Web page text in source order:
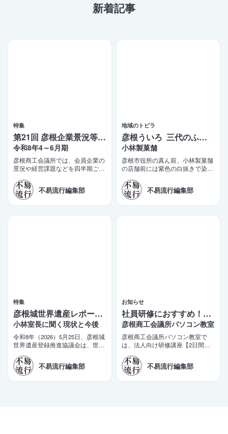
新着記事
特集
第21回 彦根企業景況等調査報告
令和8年4～6月期
彦根商工会議所では、会員企業の
景況や経営課題などを四半期ごと
査」を実施しております。このほ
ど第21四半期（令和8年4〜6月
期）の調査結果がまとまりました
不易流行編集部
地域のトビラ
彦根ういろ 三代のふるさとの味
小林製菓舗
彦根市役所の真ん前、小林製菓舗
の店舗前には紫色の白抜きで染め
新しい陣旗が立っている。少し前
までは「彦根ういろ ふるさとの
味」だった。
不易流行編集部
特集
彦根城世界遺産レポート 5
小林室長に聞く現状と今後
令和8年（2026）5月25日、彦根城
世界遺産登録推進協議会は、世界
文化庁に提出した。三日月大造滋
賀県知事と田島一成彦根市長が同
日コメントを発表。「令和10年の
不易流行編集部
お知らせ
社員研修におすすめ！2日間で学べるビジネス講座
彦根商工会議所パソコン教室
彦根商工会議所パソコン教室で
は、法人向け研修講座【2日間で
を開講しております。商工会議所
の会員企業様限定の特別価格もご
用意しております。
不易流行編集部